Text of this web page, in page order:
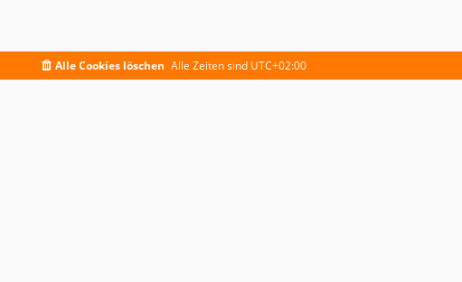
Alle Zeiten sind UTC+02:00
Alle Cookies löschen